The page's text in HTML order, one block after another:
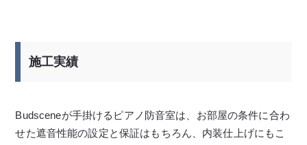
施工実績
Budsceneが手掛けるピアノ防音室は、お部屋の条件に合わ
せた遮音性能の設定と保証はもちろん、内装仕上げにもこ